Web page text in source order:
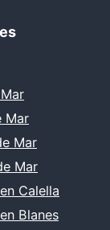
Mar
Mar
Mar
Calella
Blanes